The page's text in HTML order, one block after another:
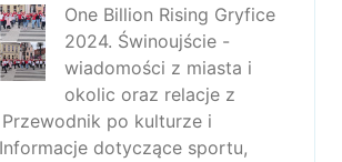
One Billion Rising Gryfice
2024. Świnoujście -
wiadomości z miasta i
okolic oraz relacje z
po kulturze i
dotyczące sportu,